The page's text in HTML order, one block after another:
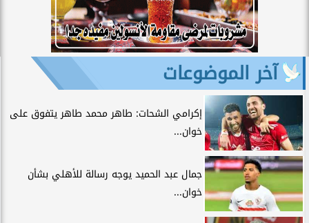
آخر الموضوعات
إكرامي الشحات: طاهر محمد طاهر يتفوق على
خوان...
جمال عبد الحميد يوجه رسالة للأهلي بشأن
خوان...